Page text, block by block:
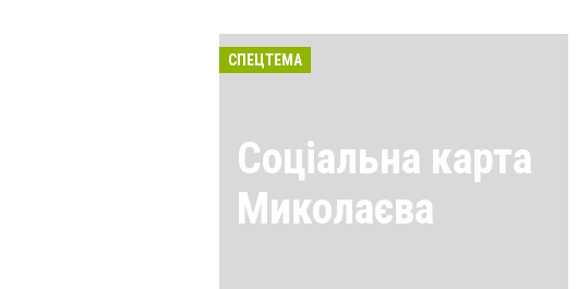
СПЕЦТЕМА
Соціальна карта
Миколаєва